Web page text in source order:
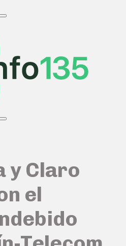
Search
Search
y Claro
el